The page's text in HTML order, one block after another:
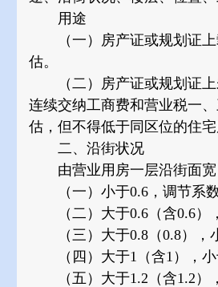
用途
（一）房产证或规划证上
估。
（二）房产证或规划证上
连续交纳工商费和营业税一
估，但不得低于同区位的住宅
二、沿街状况
由营业用房一层沿街面宽
（一）小于0.6，调节系数
（二）大于0.6（含0.6）
（三）大于0.8（0.8），小
（四）大于1（含1），小
（五）大于1.2（含1.2）